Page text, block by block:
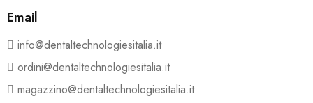
Email
info@dentaltechnologiesitalia.it
ordini@dentaltechnologiesitalia.it
magazzino@dentaltechnologiesitalia.it